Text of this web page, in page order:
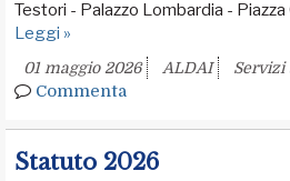
Testori - Palazzo Lombardia -
Leggi »
01 maggio 2026 ALDAI Servizi
Commenta
Statuto 2026